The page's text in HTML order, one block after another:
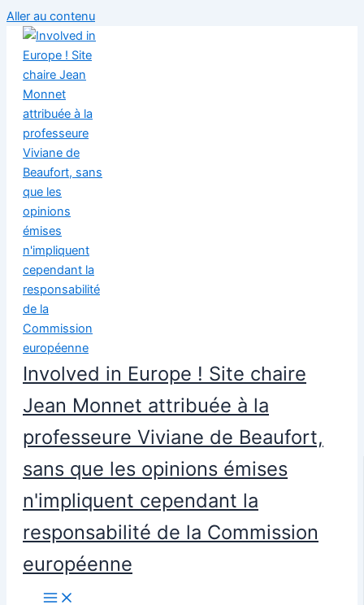
Aller au contenu
Involved in Europe ! Site chaire
Jean Monnet attribuée à la
professeure Viviane de Beaufort,
sans que les opinions émises
n'impliquent cependant la
responsabilité de la Commission
européenne